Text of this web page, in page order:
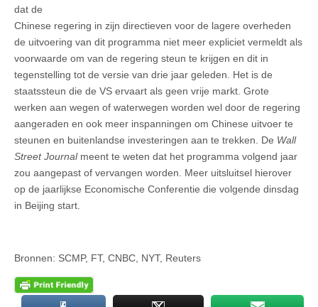
dat de
Chinese regering in zijn directieven voor de lagere overheden
de uitvoering van dit programma niet meer expliciet vermeldt als
voorwaarde om van de regering steun te krijgen en dit in
tegenstelling tot de versie van drie jaar geleden. Het is de
staatssteun die de VS ervaart als geen vrije markt. Grote
werken aan wegen of waterwegen worden wel door de regering
aangeraden en ook meer inspanningen om Chinese uitvoer te
steunen en buitenlandse investeringen aan te trekken. De Wall
Street Journalmeent te weten dat het programma volgend jaar
zou aangepast of vervangen worden. Meer uitsluitsel hierover
op de jaarlijkse Economische Conferentie die volgende dinsdag
in Beijing start.
Bronnen: SCMP, FT, CNBC, NYT, Reuters